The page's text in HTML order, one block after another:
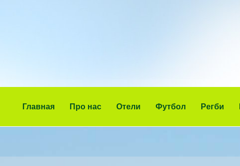
Главная Про нас Отели Футбол Регби